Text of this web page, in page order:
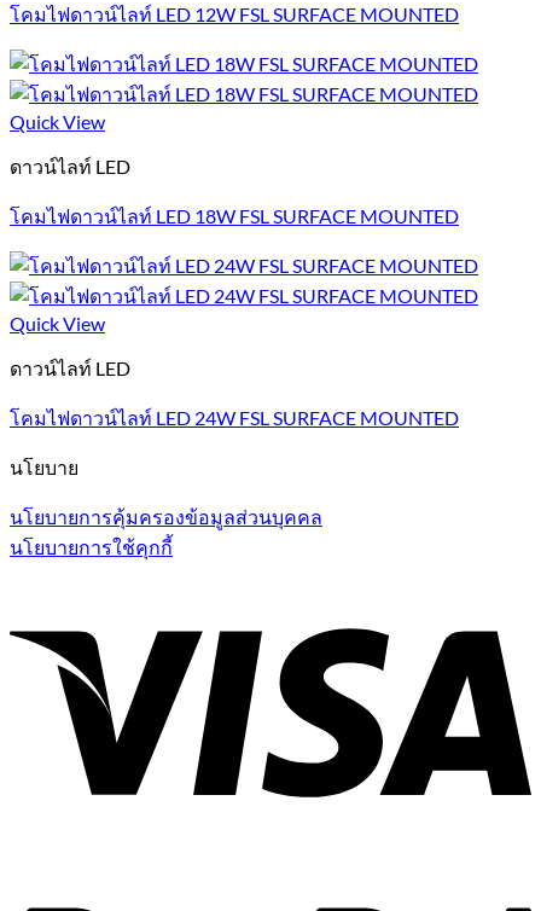
โคมไฟดาวน์ไลท์ LED 12W FSL SURFACE MOUNTED
Quick View
ดาวน์ไลท์ LED
โคมไฟดาวน์ไลท์ LED 18W FSL SURFACE MOUNTED
Quick View
ดาวน์ไลท์ LED
โคมไฟดาวน์ไลท์ LED 24W FSL SURFACE MOUNTED
นโยบาย
นโยบายการคุ้มครองข้อมูลส่วนบุคคล
นโยบายการใช้คุกกี้